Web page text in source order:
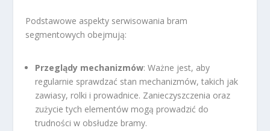
Podstawowe aspekty serwisowania bram
segmentowych obejmują:
Przeglądy mechanizmów: Ważne jest, aby
regularnie sprawdzać stan mechanizmów, takich jak
zawiasy, rolki i prowadnice. Zanieczyszczenia oraz
zużycie tych elementów mogą prowadzić do
trudności w obsłudze bramy.